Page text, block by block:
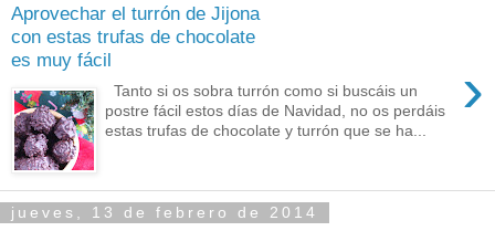
Aprovechar el turrón de Jijona
con estas trufas de chocolate
es muy fácil
›
Tanto si os sobra turrón como si buscáis un
postre fácil estos días de Navidad, no os perdáis
estas trufas de chocolate y turrón que se ha...
jueves, 13 de febrero de 2014